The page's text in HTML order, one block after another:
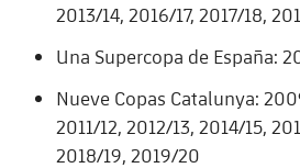
Calendario
Resultados
Clasificaciones
Voleibol masculino
Apúntate a las amateurs
PLUSICON
MÁS
League of Legends
VALORANT Rising
2013/14, 2016/17, 2017/18,
Una Supercopa de España:
Nueve Copas Catalunya:
2011/12, 2012/13, 2014/15,
2018/19, 2019/20